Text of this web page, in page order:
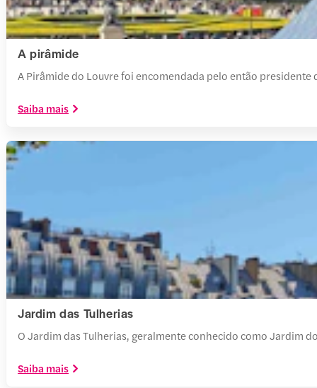
A pirâmide
A Pirâmide do Louvre foi encomendada pelo então
Saiba mais
Jardim das Tulherias
O Jardim das Tulherias, geralmente conhecido como Jardim
Saiba mais